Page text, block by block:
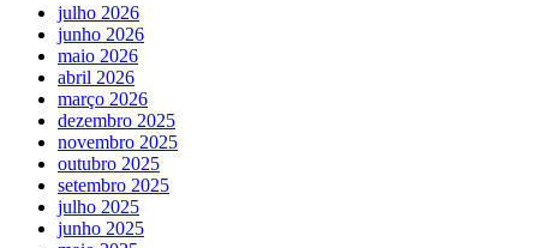
julho 2026
junho 2026
maio 2026
abril 2026
março 2026
dezembro 2025
novembro 2025
outubro 2025
setembro 2025
julho 2025
junho 2025